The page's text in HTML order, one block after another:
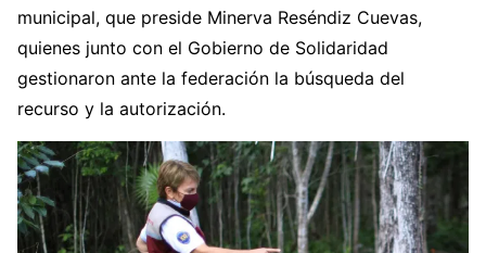
municipal, que preside Minerva Reséndiz Cuevas,
quienes junto con el Gobierno de Solidaridad
gestionaron ante la federación la búsqueda del
recurso y la autorización.